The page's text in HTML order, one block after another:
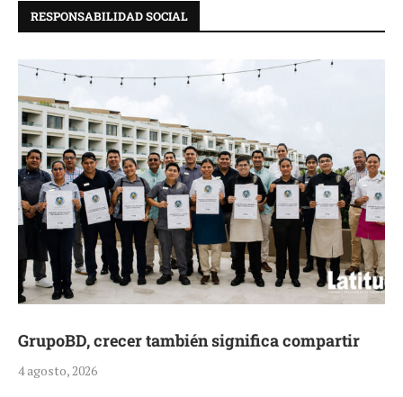
RESPONSABILIDAD SOCIAL
GrupoBD, crecer también significa compartir
4 agosto, 2026